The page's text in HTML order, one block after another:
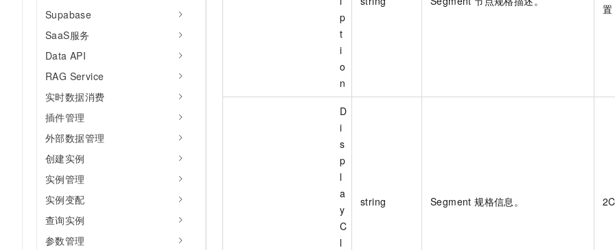
Supabase
SaaS服务
Data API
RAG Service
实时数据消费
插件管理
外部数据管理
创建实例
实例管理
实例变配
查询实例
参数管理
p
t
i
o
n
置
D
i
s
p
l
a
y
C
l
string Segment 规格信息。